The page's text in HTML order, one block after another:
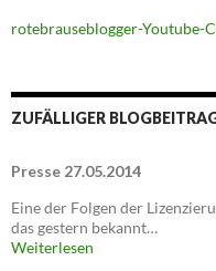
rotebrauseblogger-Youtube-
ZUFÄLLIGER
Presse 27.05.2014
Eine der Folgen der
das gestern bekannt…
Weiterlesen